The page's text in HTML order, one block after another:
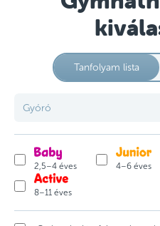
Tanfolyam lista
2,5–4 éves 4–6 éves
8–11 éves